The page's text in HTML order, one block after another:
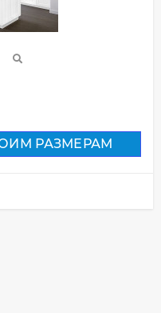
РАЗМЕРАМ